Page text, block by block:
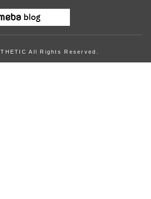
All Rights Reserved.